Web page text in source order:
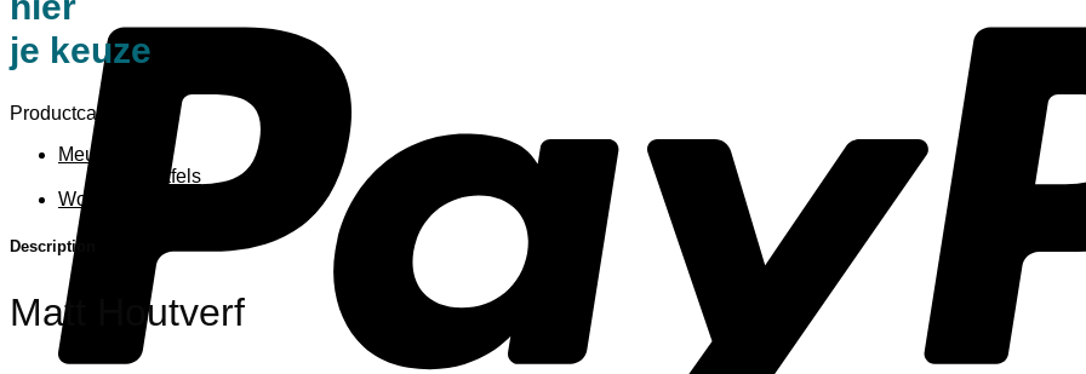
je keuze
Productcategorieën
Meubels
Bijzettafels
Woonaccessoires
Description
Matt Houtverf